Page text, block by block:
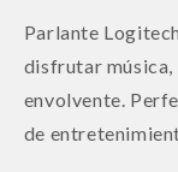
Parlante
disfrutar música,
envolvente.
de